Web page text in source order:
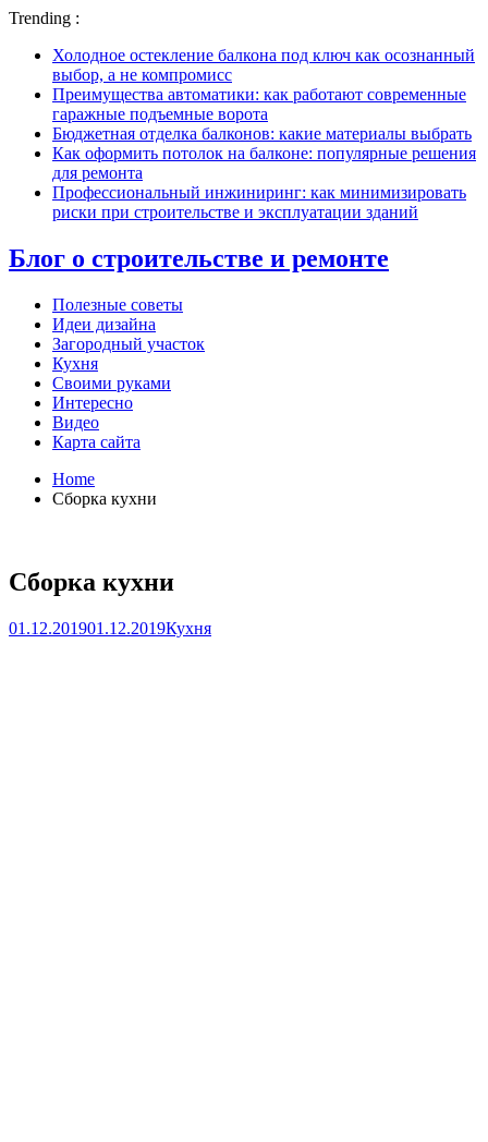
Trending :
Холодное остекление балкона под ключ как осознанный
выбор, а не компромисс
Преимущества автоматики: как работают современные
гаражные подъемные ворота
Бюджетная отделка балконов: какие материалы выбрать
Как оформить потолок на балконе: популярные решения
для ремонта
Профессиональный инжиниринг: как минимизировать
риски при строительстве и эксплуатации зданий
Блог о строительстве и ремонте
Полезные советы
Идеи дизайна
Загородный участок
Кухня
Своими руками
Интересно
Видео
Карта сайта
Home
Сборка кухни
Сборка кухни
01.12.201901.12.2019Кухня